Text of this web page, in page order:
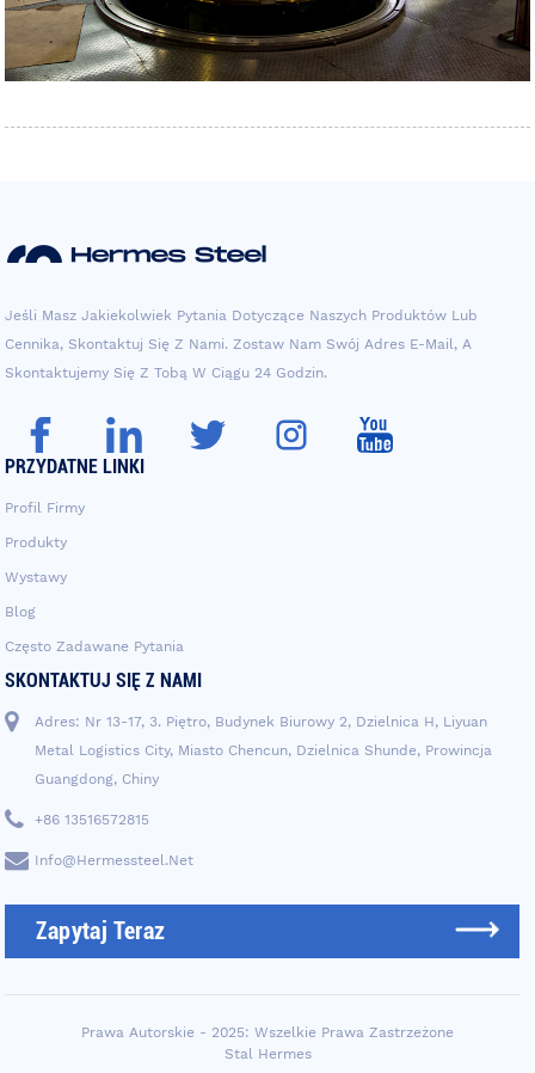
Jeśli Masz Jakiekolwiek Pytania Dotyczące Naszych Produktów Lub
Cennika, Skontaktuj Się Z Nami. Zostaw Nam Swój Adres E-Mail, A
Skontaktujemy Się Z Tobą W Ciągu 24 Godzin.
PRZYDATNE LINKI
Profil Firmy
Produkty
Wystawy
Blog
Często Zadawane Pytania
SKONTAKTUJ SIĘ Z NAMI
Adres: Nr 13-17, 3. Piętro, Budynek Biurowy 2, Dzielnica H, Liyuan
Metal Logistics City, Miasto Chencun, Dzielnica Shunde, Prowincja
Guangdong, Chiny
+86 13516572815
Info@hermessteel.net
Zapytaj Teraz
Prawa Autorskie - 2025: Wszelkie Prawa Zastrzeżone
Stal Hermes